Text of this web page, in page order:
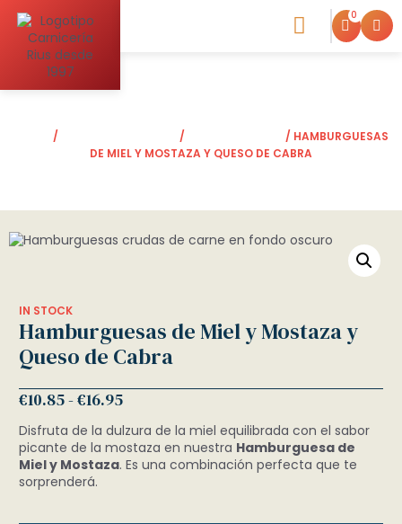
0
/ /
/ HAMBURGUESAS
DE MIEL Y MOSTAZA Y QUESO DE CABRA
IN STOCK
Hamburguesas de Miel y Mostaza y
Queso de Cabra
€10.85-€16.95
Disfruta de la dulzura de la miel equilibrada con el sabor
picante de la mostaza en nuestra Hamburguesa de
Miel y Mostaza. Es una combinación perfecta que te
sorprenderá.